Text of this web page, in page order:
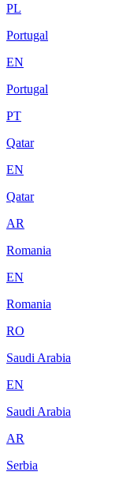
PL
Portugal
EN
Portugal
PT
Qatar
EN
Qatar
AR
Romania
EN
Romania
RO
Saudi Arabia
EN
Saudi Arabia
AR
Serbia